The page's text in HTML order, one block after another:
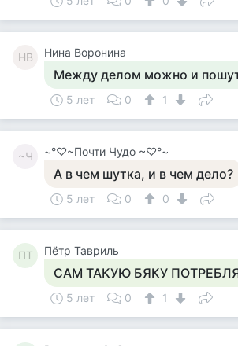
НВ Нина Воронина
Между делом можно и
5 лет 0 1
~Ч ~°♡~Почти Чудо ~♡°~
А в чем шутка, и в чем дело?
5 лет 0 0
ПТ Пётр Тавриль
САМ ТАКУЮ БЯКУ
5 лет 0 1